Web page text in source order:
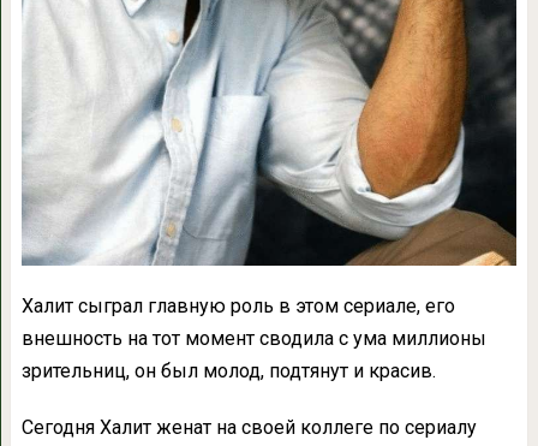
Халит сыграл главную роль в этом сериале, его
внешность на тот момент сводила с ума миллионы
зрительниц, он был молод, подтянут и красив.
Сегодня Халит женат на своей коллеге по сериалу